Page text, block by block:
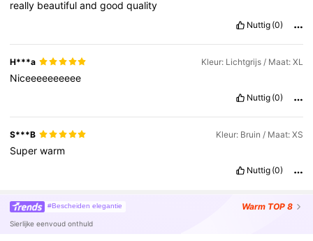
really beautifulandgoodquality
Nuttig (0)
H***a Kleur: Lichtgrijs / Maat: XL
Niceeeeeeeeee
Nuttig (0)
S***B Kleur: Bruin / Maat: XS
Superwarm
Nuttig (0)
#Bescheiden elegantie Warm TOP 8
Sierlijke eenvoud onthuld